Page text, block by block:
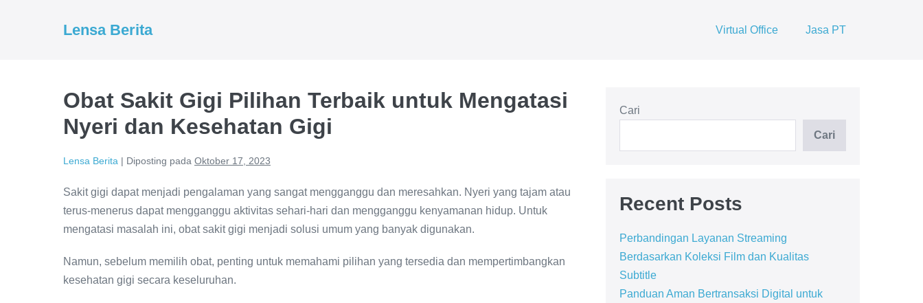
Lensa Berita Virtual Office Jasa PT
Obat Sakit Gigi Pilihan Terbaik untuk Mengatasi
Nyeri dan Kesehatan Gigi
Lensa Berita | Diposting pada Oktober 17, 2023
Sakit gigi dapat menjadi pengalaman yang sangat mengganggu dan meresahkan. Nyeri yang tajam atau
terus-menerus dapat mengganggu aktivitas sehari-hari dan mengganggu kenyamanan hidup. Untuk
mengatasi masalah ini, obat sakit gigi menjadi solusi umum yang banyak digunakan.
Namun, sebelum memilih obat, penting untuk memahami pilihan yang tersedia dan mempertimbangkan
kesehatan gigi secara keseluruhan.
Cari
Cari
Recent Posts
Perbandingan Layanan Streaming
Berdasarkan Koleksi Film dan Kualitas
Subtitle
Panduan Aman Bertransaksi Digital untuk